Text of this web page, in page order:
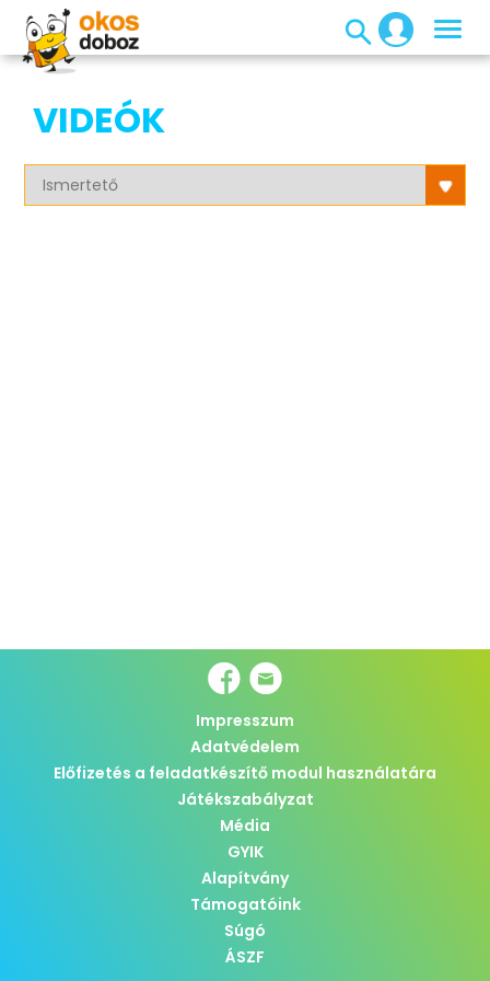
VIDEÓK
Impresszum
Adatvédelem
Előfizetés a feladatkészítő modul használatára
Játékszabályzat
Média
GYIK
Alapítvány
Támogatóink
Súgó
ÁSZF